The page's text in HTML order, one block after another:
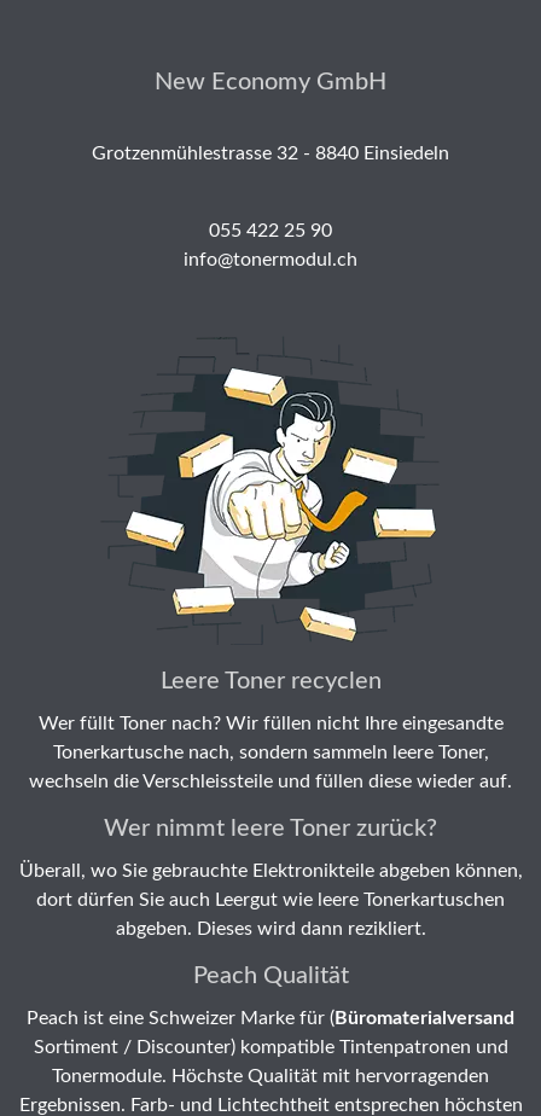
New Economy GmbH
Grotzenmühlestrasse 32 - 8840 Einsiedeln
055 422 25 90
info@tonermodul.ch
Leere Toner recyclen
Wer füllt Toner nach? Wir füllen nicht Ihre eingesandte
Tonerkartusche nach, sondern sammeln leere Toner,
wechseln die Verschleissteile und füllen diese wieder auf.
Wer nimmt leere Toner zurück?
Überall, wo Sie gebrauchte Elektronikteile abgeben können,
dort dürfen Sie auch Leergut wie leere Tonerkartuschen
abgeben. Dieses wird dann rezikliert.
Peach Qualität
Peach ist eine Schweizer Marke für (Büromaterialversand
Sortiment / Discounter) kompatible Tintenpatronen und
Tonermodule. Höchste Qualität mit hervorragenden
Ergebnissen. Farb- und Lichtechtheit entsprechen höchsten